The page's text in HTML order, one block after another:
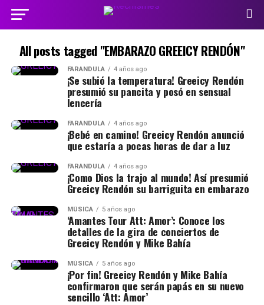
All posts tagged "EMBARAZO GREEICY RENDÓN"
FARÁNDULA 4 años ago
¡Se subió la temperatura! Greeicy Rendón
presumió su pancita y posó en sensual
lencería
FARÁNDULA 4 años ago
¡Bebé en camino! Greeicy Rendón anunció
que estaría a pocas horas de dar a luz
FARÁNDULA 4 años ago
¡Como Dios la trajo al mundo! Así presumió
Greeicy Rendón su barriguita en embarazo
MÚSICA 5 años ago
‘Amantes Tour Att: Amor’: Conoce los
detalles de la gira de conciertos de
Greeicy Rendón y Mike Bahía
MÚSICA 5 años ago
¡Por fin! Greeicy Rendón y Mike Bahía
confirmaron que serán papás en su nuevo
sencillo ‘Att: Amor’